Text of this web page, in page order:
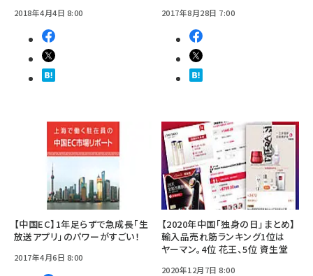
2018年4月4日 8:00 2017年8月28日 7:00
【中国EC】1年足らずで急成長「生
放送アプリ」のパワーがすごい！
2017年4月6日 8:00
【2020年中国「独身の日」まとめ】
輸入品売れ筋ランキング1位は
ヤーマン。4位 花王、5位 資生堂
2020年12月7日 8:00